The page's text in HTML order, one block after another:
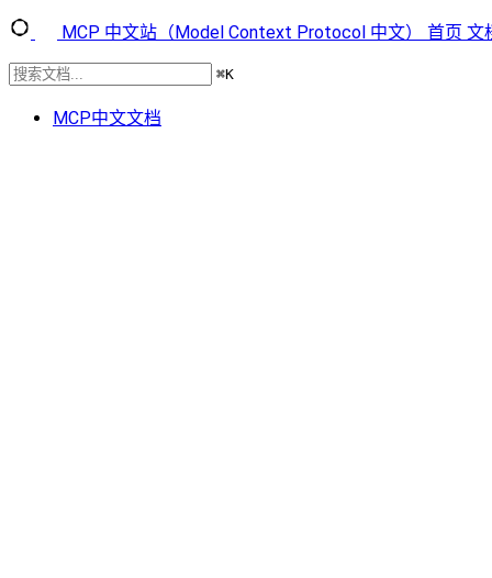
MCP 中文站（Model Context Protocol 中文） 首页 文
⌘K
MCP中文文档